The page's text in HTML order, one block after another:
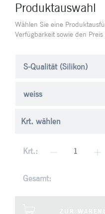
Produktauswahl
Wählen Sie eine
Verfügbarkeit sowie den
S-Qualität (Silikon)
weiss
Krt.:
Gesamt: